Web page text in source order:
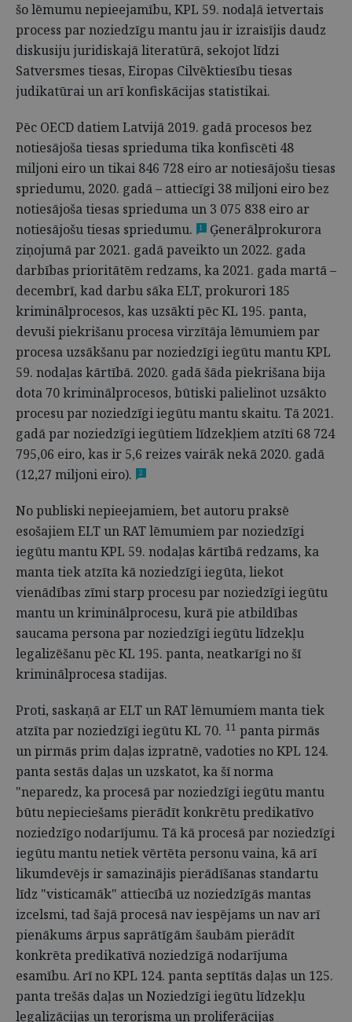
šo lēmumu nepieejamību, KPL 59. nodaļā ietvertais
process par noziedzīgu mantu jau ir izraisījis daudz
diskusiju juridiskajā literatūrā, sekojot līdzi
Satversmes tiesas, Eiropas Cilvēktiesību tiesas
judikatūrai un arī konfiskācijas statistikai.
Pēc OECD datiem Latvijā 2019. gadā procesos bez
notiesājoša tiesas sprieduma tika konfiscēti 48
miljoni eiro un tikai 846 728 eiro ar notiesājošu tiesas
spriedumu, 2020. gadā – attiecīgi 38 miljoni eiro bez
notiesājoša tiesas sprieduma un 3 075 838 eiro ar
notiesājošu tiesas spriedumu.
1
Ģenerālprokurora
ziņojumā par 2021. gadā paveikto un 2022. gada
darbības prioritātēm redzams, ka 2021. gada martā –
decembrī, kad darbu sāka ELT, prokurori 185
kriminālprocesos, kas uzsākti pēc KL 195. panta,
devuši piekrišanu procesa virzītāja lēmumiem par
procesa uzsākšanu par noziedzīgi iegūtu mantu KPL
59. nodaļas kārtībā. 2020. gadā šāda piekrišana bija
dota 70 kriminālprocesos, būtiski palielinot uzsākto
procesu par noziedzīgi iegūtu mantu skaitu. Tā 2021.
gadā par noziedzīgi iegūtiem līdzekļiem atzīti 68 724
795,06 eiro, kas ir 5,6 reizes vairāk nekā 2020. gadā
(12,27 miljoni eiro).
2
No publiski nepieejamiem, bet autoru praksē
esošajiem ELT un RAT lēmumiem par noziedzīgi
iegūtu mantu KPL 59. nodaļas kārtībā redzams, ka
manta tiek atzīta kā noziedzīgi iegūta, liekot
vienādības zīmi starp procesu par noziedzīgi iegūtu
mantu un kriminālprocesu, kurā pie atbildības
saucama persona par noziedzīgi iegūtu līdzekļu
legalizēšanu pēc KL 195. panta, neatkarīgi no šī
kriminālprocesa stadijas.
Proti, saskaņā ar ELT un RAT lēmumiem manta tiek
atzīta par noziedzīgi iegūtu KL 70. 11 panta pirmās
un pirmās prim daļas izpratnē, vadoties no KPL 124.
panta sestās daļas un uzskatot, ka šī norma
"neparedz, ka procesā par noziedzīgi iegūtu mantu
būtu nepieciešams pierādīt konkrētu predikatīvo
noziedzīgo nodarījumu. Tā kā procesā par noziedzīgi
iegūtu mantu netiek vērtēta personu vaina, kā arī
likumdevējs ir samazinājis pierādīšanas standartu
līdz "visticamāk" attiecībā uz noziedzīgās mantas
izcelsmi, tad šajā procesā nav iespējams un nav arī
pienākums ārpus saprātīgām šaubām pierādīt
konkrēta predikatīvā noziedzīgā nodarījuma
esamību. Arī no KPL 124. panta septītās daļas un 125.
panta trešās daļas un Noziedzīgi iegūtu līdzekļu
legalizācijas un terorisma un proliferācijas